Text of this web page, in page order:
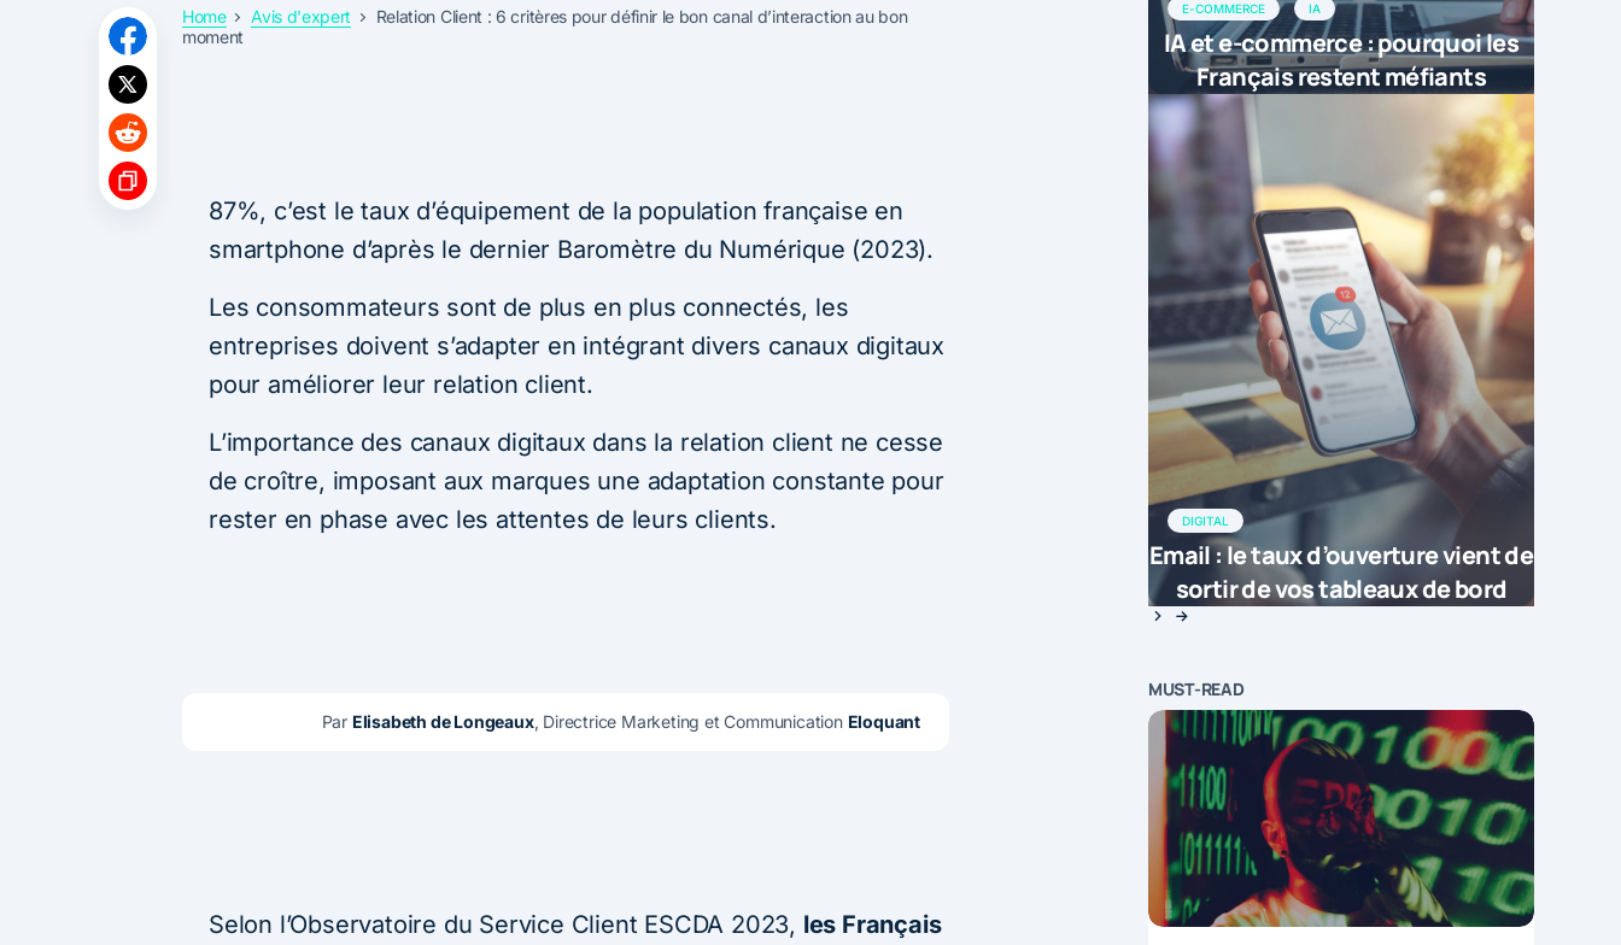
Home Avis d'expert
Relation Client : 6 critères pour définir le bon canal d’interaction au bon
moment
87%, c’est le taux d’équipement de la population française en
smartphone d’après le dernier Baromètre du Numérique (2023).
Les consommateurs sont de plus en plus connectés, les
entreprises doivent s’adapter en intégrant divers canaux digitaux
pour améliorer leur relation client.
L’importance des canaux digitaux dans la relation client ne cesse
de croître, imposant aux marques une adaptation constante pour
rester en phase avec les attentes de leurs clients.
Par Elisabeth de Longeaux, Directrice Marketing et Communication Eloquant
Selon l’Observatoire du Service Client ESCDA 2023, les Français
E-COMMERCE IA
IA et e-commerce : pourquoi les
Français restent méfiants
DIGITAL
Email : le taux d’ouverture vient de
sortir de vos tableaux de bord
MUST-READ